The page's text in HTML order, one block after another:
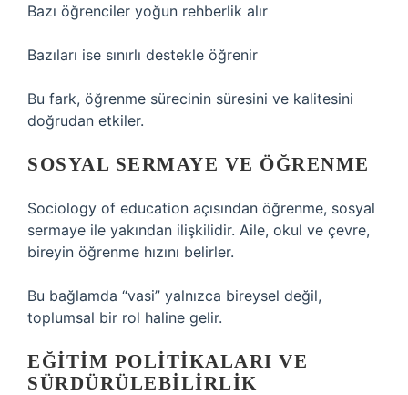
Bazı öğrenciler yoğun rehberlik alır
Bazıları ise sınırlı destekle öğrenir
Bu fark, öğrenme sürecinin süresini ve kalitesini
doğrudan etkiler.
SOSYAL SERMAYE VE ÖĞRENME
Sociology of education açısından öğrenme, sosyal
sermaye ile yakından ilişkilidir. Aile, okul ve çevre,
bireyin öğrenme hızını belirler.
Bu bağlamda “vasi” yalnızca bireysel değil,
toplumsal bir rol haline gelir.
EĞITIM POLITIKALARI VE
SÜRDÜRÜLEBILIRLIK